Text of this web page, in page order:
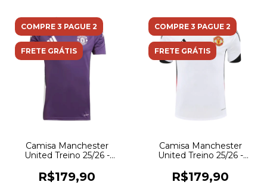
COMPRE 3 PAGUE 2
FRETE GRÁTIS
Camisa Manchester
United Treino 25/26 -
- Roxa
R$179,90
COMPRE 3 PAGUE 2
FRETE GRÁTIS
Camisa Manchester
United Treino 25/26 -
- Branca
R$179,90